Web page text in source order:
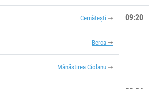
Cernătești 09:20
Berca
Mânăstirea Ciolanu